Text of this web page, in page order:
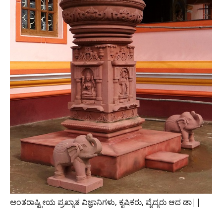
ಅಂತರಾಷ್ಟ್ರೀಯ ಪ್ರಖ್ಯಾತ ವಿಜ್ಞಾನಿಗಳು, ಕೃಷಿಕರು, ವೈದ್ಯರು ಆದ ಡಾ||